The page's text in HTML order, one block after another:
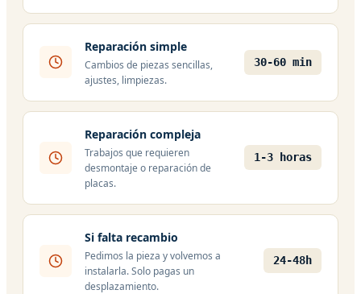
Reparación simple
Cambios de piezas sencillas,
ajustes, limpiezas.
30-60 min
Reparación compleja
Trabajos que requieren
desmontaje o reparación de
placas.
1-3 horas
Si falta recambio
Pedimos la pieza y volvemos a
instalarla. Solo pagas un
desplazamiento.
24-48h